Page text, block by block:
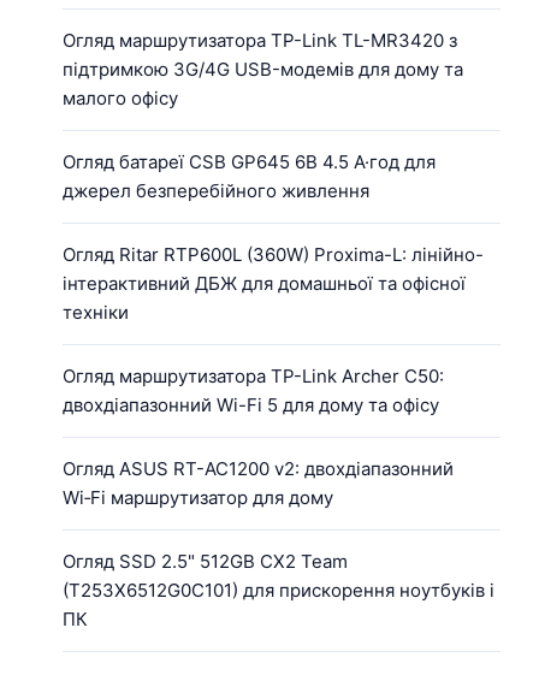
Огляд маршрутизатора TP-Link TL-MR3420 з
підтримкою 3G/4G USB-модемів для дому та
малого офісу
Огляд батареї CSB GP645 6В 4.5 А·год для
джерел безперебійного живлення
Огляд Ritar RTP600L (360W) Proxima-L: лінійно-
інтерактивний ДБЖ для домашньої та офісної
техніки
Огляд маршрутизатора TP-Link Archer C50:
двохдіапазонний Wi-Fi 5 для дому та офісу
Огляд ASUS RT-AC1200 v2: двохдіапазонний
Wi‑Fi маршрутизатор для дому
Огляд SSD 2.5" 512GB CX2 Team
(T253X6512G0C101) для прискорення ноутбуків і
ПК